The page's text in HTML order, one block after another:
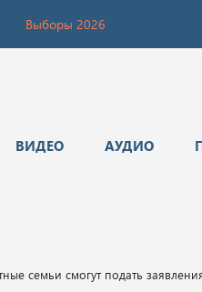
Выборы 2026
ВИДЕО АУДИО
семьи смогут подать